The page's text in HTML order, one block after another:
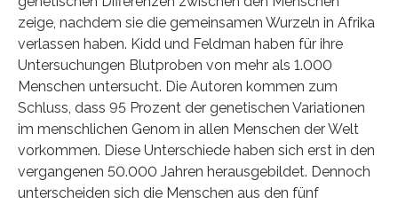
zeige, nachdem sie die gemeinsamen Wurzeln in Afrika
verlassen haben. Kidd und Feldman haben für ihre
Untersuchungen Blutproben von mehr als 1.000
Menschen untersucht. Die Autoren kommen zum
Schluss, dass 95 Prozent der genetischen Variationen
im menschlichen Genom in allen Menschen der Welt
vorkommen. Diese Unterschiede haben sich erst in den
vergangenen 50.000 Jahren herausgebildet. Dennoch
unterscheiden sich die Menschen aus den fünf